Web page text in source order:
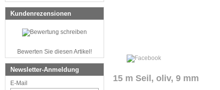
15 m Seil, oliv, 9 mm
Kundenrezensionen
Bewerten Sie diesen Artikel!
Newsletter-Anmeldung
E-Mail